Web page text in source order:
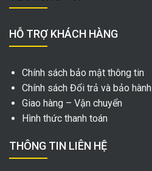
HỖ TRỢ KHÁCH HÀNG
Chính sách bảo mật thông tin
Chính sách Đổi trả và bảo hành
Giao hàng – Vận chuyển
Hình thức thanh toán
THÔNG TIN LIÊN HỆ